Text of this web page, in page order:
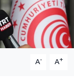
A- A+